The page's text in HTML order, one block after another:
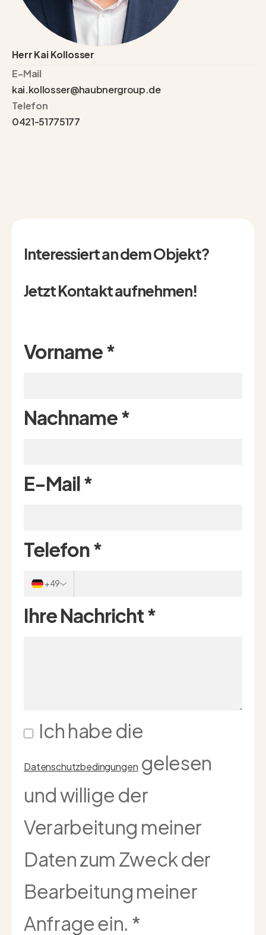
Herr Kai Kollosser
E-Mail
kai.kollosser@haubnergroup.de
Telefon
0421-51775177
Interessiert an dem Objekt?
Jetzt Kontakt aufnehmen!
Vorname*
Nachname*
E-Mail*
Telefon*
+49
Ihre Nachricht*
Ich habe die
Datenschutzbedingungen gelesen
und willige der
Verarbeitung meiner
Daten zum Zweck der
Bearbeitung meiner
Anfrage ein. *